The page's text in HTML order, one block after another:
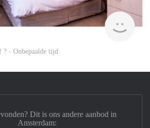
? - Onbepaalde tijd
Dit is ons andere aanbod in
Amsterdam: